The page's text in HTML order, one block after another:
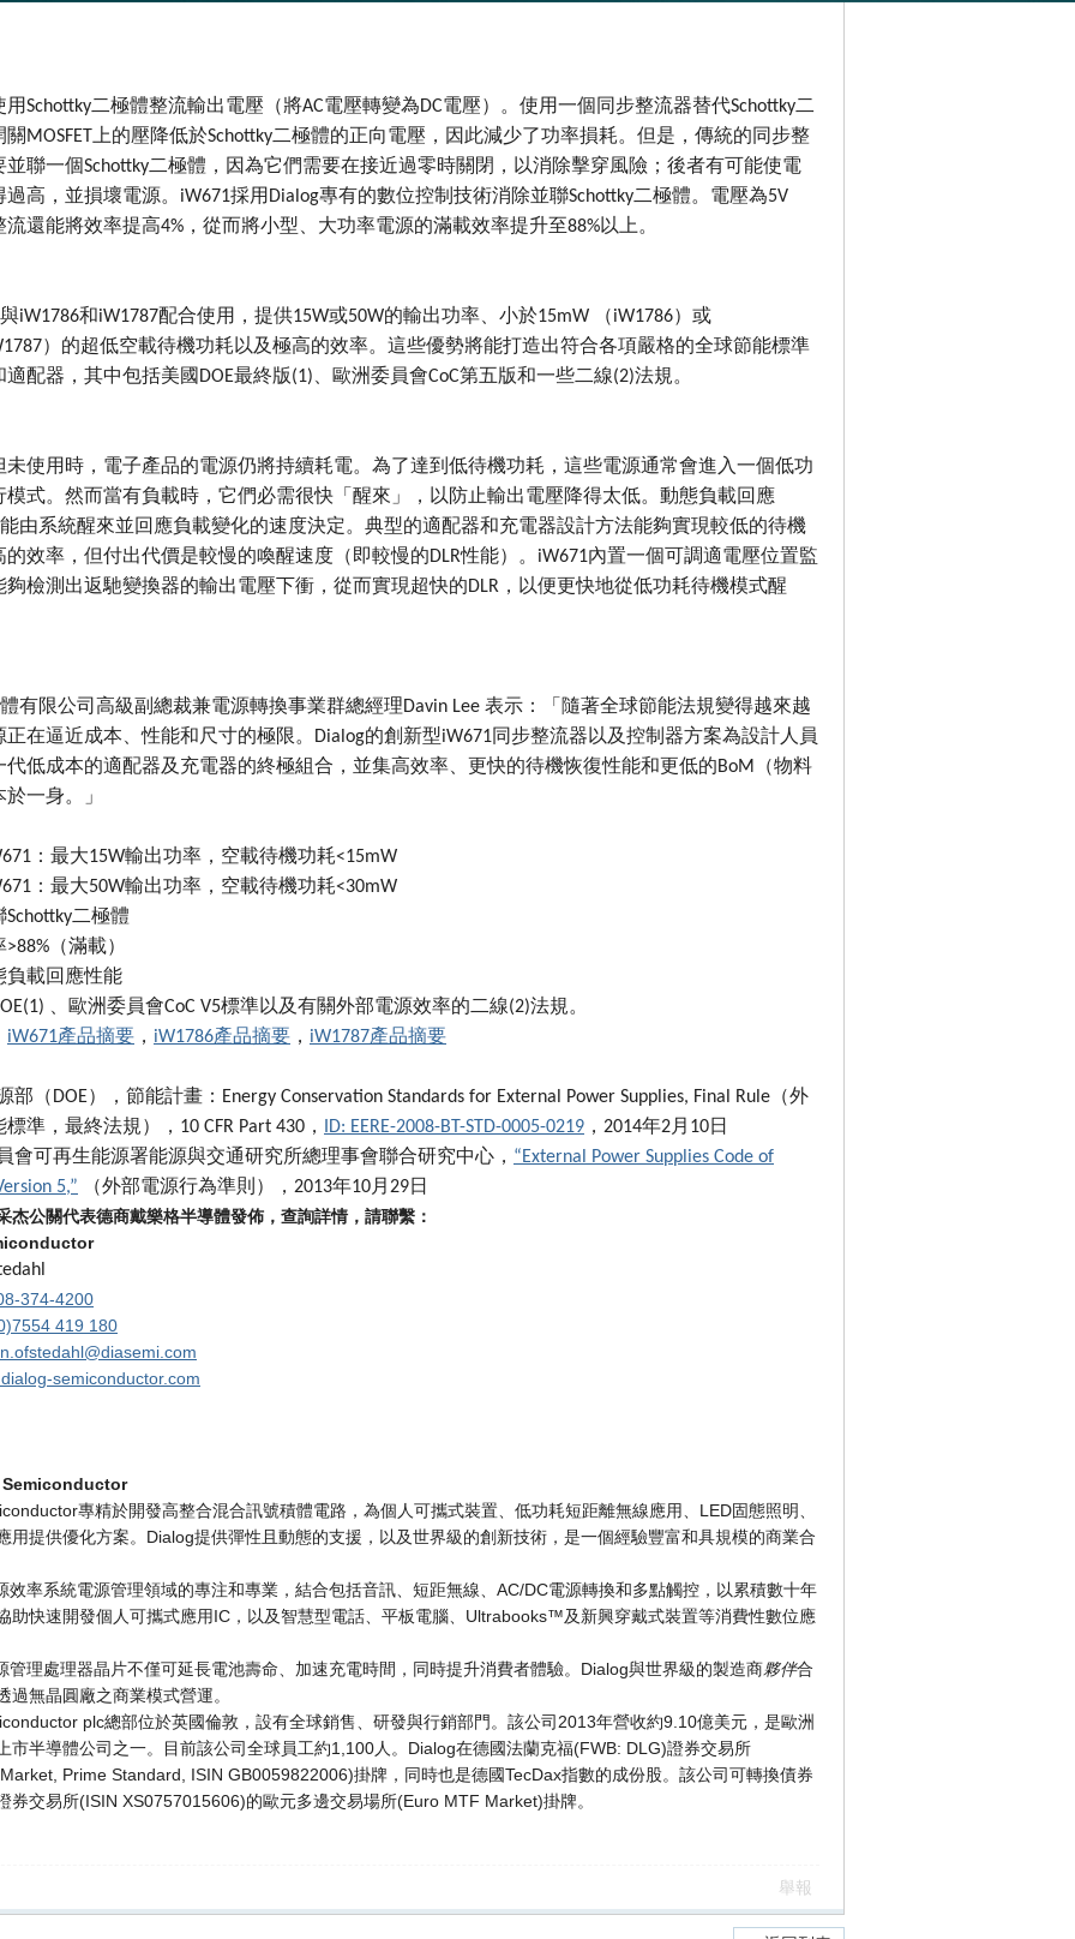
Schottky二極體整流輸出電壓（將AC電壓轉變為DC電壓）。使用一個同步整流器替代Schottky二
MOSFET上的壓降低於Schottky二極體的正向電壓，因此減少了功率損耗。但是，傳統的同步整
並聯一個Schottky二極體，因為它們需要在接近過零時關閉，以消除擊穿風險；後者有可能使電
過高，並損壞電源。iW671採用Dialog專有的數位控制技術消除並聯Schottky二極體。電壓為5V
還能將效率提高4%，從而將小型、大功率電源的滿載效率提升至88%以上。
iW1786和iW1787配合使用，提供15W或50W的輸出功率、小於15mW （iW1786）或
）的超低空載待機功耗以及極高的效率。這些優勢將能打造出符合各項嚴格的全球節能標準
配器，其中包括美國DOE最終版(1)、歐洲委員會CoC第五版和一些二線(2)法規。
未使用時，電子產品的電源仍將持續耗電。為了達到低待機功耗，這些電源通常會進入一個低功
模式。然而當有負載時，它們必需很快「醒來」，以防止輸出電壓降得太低。動態負載回應
能由系統醒來並回應負載變化的速度決定。典型的適配器和充電器設計方法能夠實現較低的待機
的效率，但付出代價是較慢的喚醒速度（即較慢的DLR性能）。iW671內置一個可調適電壓位置監
夠檢測出返馳變換器的輸出電壓下衝，從而實現超快的DLR，以便更快地從低功耗待機模式醒
有限公司高級副總裁兼電源轉換事業群總經理Davin Lee 表示：「隨著全球節能法規變得越來越
正在逼近成本、性能和尺寸的極限。Dialog的創新型iW671同步整流器以及控制器方案為設計人員
代低成本的適配器及充電器的終極組合，並集高效率、更快的待機恢復性能和更低的BoM（物料
一身。」
：最大15W輸出功率，空載待機功耗<15mW
：最大50W輸出功率，空載待機功耗<30mW
二極體
（滿載）
負載回應性能
、歐洲委員會CoC V5標準以及有關外部電源效率的二線(2)法規。
iW671產品摘要 ， iW1786產品摘要 ， iW1787產品摘要
部（DOE），節能計畫：Energy Conservation Standards for External Power Supplies, Final Rule（外
準，最終法規），10 CFR Part 430，
ID: EERE-2008-BT-STD-0005-0219 ，2014年2月10日
會可再生能源署能源與交通研究所總理事會聯合研究中心， “External Power Supplies Code of
5,” （外部電源行為準則），2013年10月29日
杰公關代表德商戴樂格半導體發佈，查詢詳情，請聯繫：
374-4200
419 180
semiconductor.com
專精於開發高整合混合訊號積體電路，為個人可攜式裝置、低功耗短距離無線應用、LED固態照明、
用提供優化方案。Dialog提供彈性且動態的支援，以及世界級的創新技術，是一個經驗豐富和具規模的商業合
效率系統電源管理領域的專注和專業，結合包括音訊、短距無線、AC/DC電源轉換和多點觸控，以累積數十年
助快速開發個人可攜式應用IC，以及智慧型電話、平板電腦、Ultrabooks™及新興穿戴式裝置等消費性數位應
管理處理器晶片不僅可延長電池壽命、加速充電時間，同時提升消費者體驗。Dialog與世界級的製造商夥伴合
過無晶圓廠之商業模式營運。
plc總部位於英國倫敦，設有全球銷售、研發與行銷部門。該公司2013年營收約9.10億美元，是歐洲
市半導體公司之一。目前該公司全球員工約1,100人。Dialog在德國法蘭克福(FWB: DLG)證券交易所
Prime Standard, ISIN GB0059822006)掛牌，同時也是德國TecDax指數的成份股。該公司可轉換債券
券交易所(ISIN XS0757015606)的歐元多邊交易場所(Euro MTF Market)掛牌。
舉報